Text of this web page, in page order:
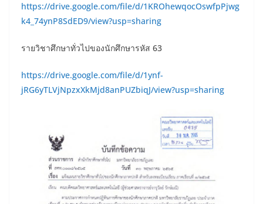
https://drive.google.com/file/d/1KROhewqocOswfpPjwg
k4_74ynP8SdED9/view?usp=sharing
รายวิชาศึกษาทั่วไปของนักศึกษารหัส 63
https://drive.google.com/file/d/1ynf-
jRG6yTLVjNpzxXkMjd8anPUZbiqJ/view?usp=sharing